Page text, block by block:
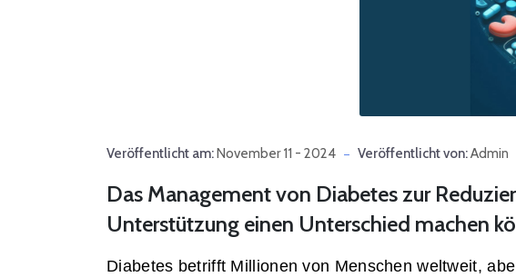
Veröffentlicht am:November 11 - 2024 Veröffentlicht von:Admin
Das Management von Diabetes zur
Unterstützung einen Unterschied machen
Diabetes betrifft Millionen von Menschen weltweit,